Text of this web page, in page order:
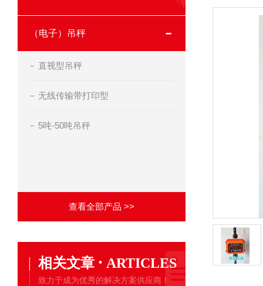
（电子）吊秤
直视型吊秤
无线传输带打印型
5吨-50吨吊秤
查看全部产品 >>
相关文章 · ARTICLES
致力于成为优秀的解决方案供应商！